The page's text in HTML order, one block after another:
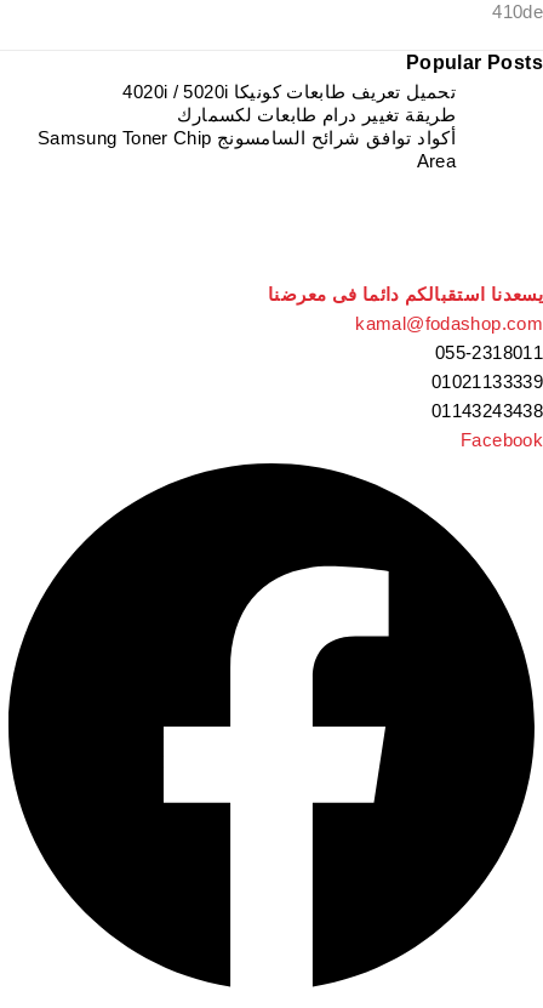
Popular Posts
تحميل تعريف طابعات كونيكا 4020i / 5020i
طريقة تغيير درام طابعات لكسمارك
أكواد توافق شرائح السامسونج Samsung Toner Chip
Area
يسعدنا استقبالكم دائما فى معرضنا
kamal@fodashop.com
055-2318011
01021133339
01143243438
Facebook